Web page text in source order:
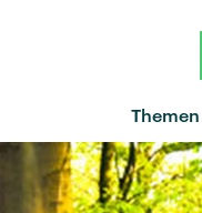
Themen